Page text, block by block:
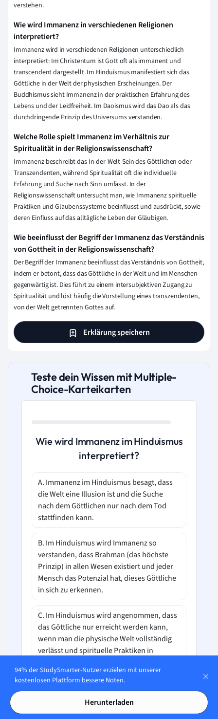
verstehen.
Wie wird Immanenz in verschiedenen Religionen
interpretiert?
Immanenz wird in verschiedenen Religionen unterschiedlich
interpretiert: Im Christentum ist Gott oft als immanent und
transcendent dargestellt. Im Hinduismus manifestiert sich das
Göttliche in der Welt der physischen Erscheinungen. Der
Buddhismus sieht Immanenz in der praktischen Erfahrung des
Lebens und der Leidfreiheit. Im Daoismus wird das Dao als das
durchdringende Prinzip des Universums verstanden.
Welche Rolle spielt Immanenz im Verhältnis zur
Spiritualität in der Religionswissenschaft?
Immanenz beschreibt das In-der-Welt-Sein des Göttlichen oder
Transzendenten, während Spiritualität oft die individuelle
Erfahrung und Suche nach Sinn umfasst. In der
Religionswissenschaft untersucht man, wie Immanenz spirituelle
Praktiken und Glaubenssysteme beeinflusst und ausdrückt, sowie
deren Einfluss auf das alltägliche Leben der Gläubigen.
Wie beeinflusst der Begriff der Immanenz das Verständnis
von Gottheit in der Religionswissenschaft?
Der Begriff der Immanenz beeinflusst das Verständnis von Gottheit,
indem er betont, dass das Göttliche in der Welt und im Menschen
gegenwärtig ist. Dies führt zu einem intersubjektiven Zugang zu
Spiritualität und löst häufig die Vorstellung eines transzendenten,
von der Welt getrennten Gottes auf.
Erklärung speichern
Teste dein Wissen mit Multiple-
Choice-Karteikarten
Wie wird Immanenz im Hinduismus
interpretiert?
A. Immanenz im Hinduismus besagt, dass
die Welt eine Illusion ist und die Suche
nach dem Göttlichen nur nach dem Tod
stattfinden kann.
B. Im Hinduismus wird Immanenz so
verstanden, dass Brahman (das höchste
Prinzip) in allen Wesen existiert und jeder
Mensch das Potenzial hat, dieses Göttliche
in sich zu erkennen.
C. Im Hinduismus wird angenommen, dass
das Göttliche nur erreicht werden kann,
wenn man die physische Welt vollständig
verlässt und spirituelle Praktiken in
Überzeugung, dass alles Göttliche in
heiligen Texten festgehalten ist und nicht
94% der StudySmarter-Nutzer erzielen mit unserer
kostenlosen Plattform bessere Noten.
Herunterladen